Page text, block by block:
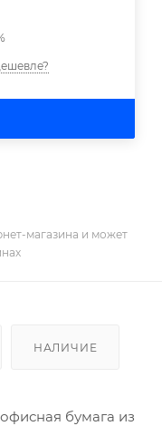
магазина и может
НАЛИЧИЕ
бумага из